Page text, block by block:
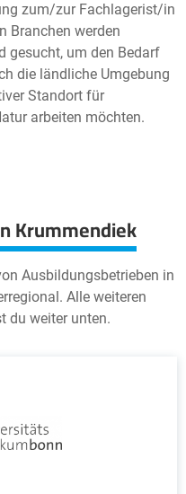
zum/zur Fachlagerist/in
Branchen werden
gesucht, um den Bedarf
die ländliche Umgebung
Standort für
arbeiten möchten.
Krummendiek
Ausbildungsbetrieben in
Alle weiteren
du weiter unten.